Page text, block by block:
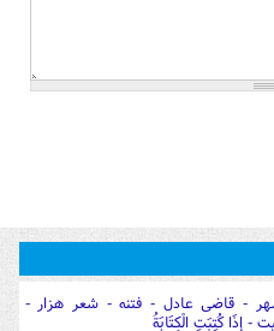
- قاضی عادل - فتنه - شعر هزار -
- إِذَا كُتِبَتِ الْكِتَابَةُ